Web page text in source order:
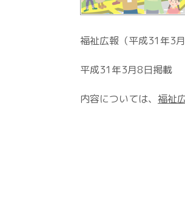
福祉広報（平成31年3
平成31年3月8日掲載
内容については、 福祉